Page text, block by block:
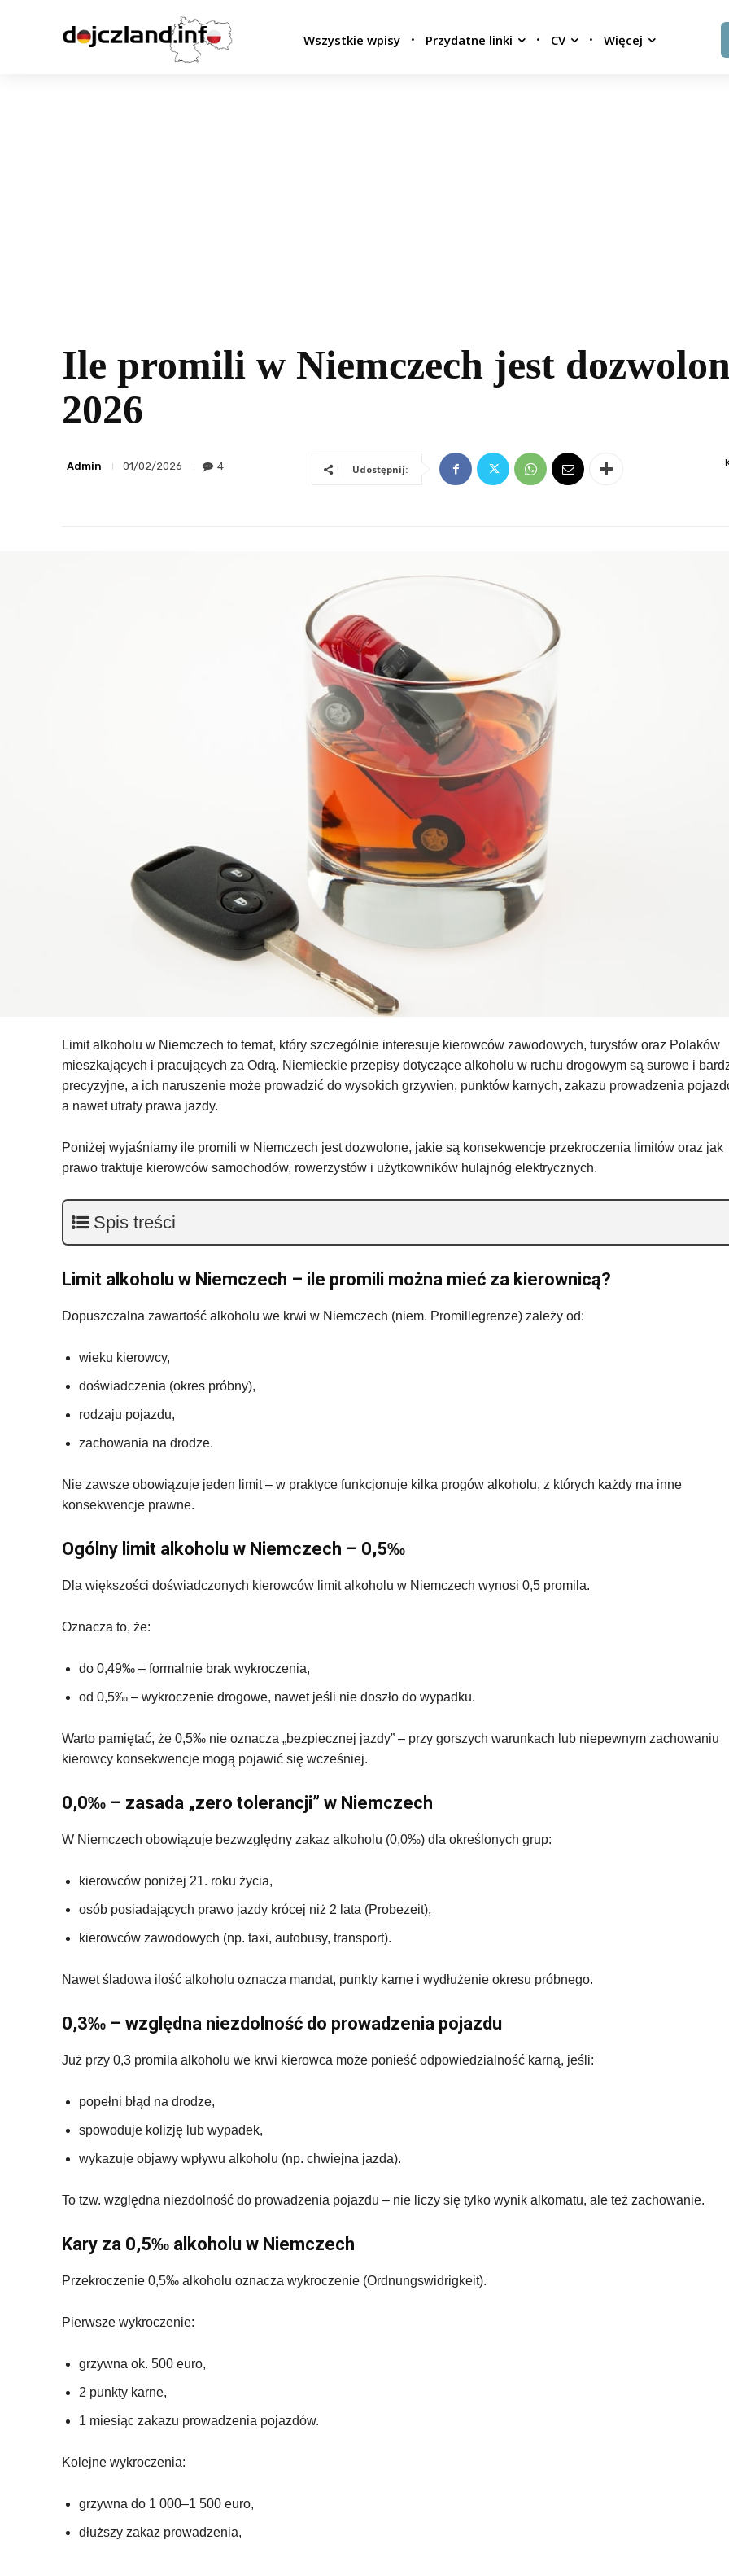
Wszystkie wpisy Przydatne linki CV Więcej
Ile promili w Niemczech jest
2026
Admin 01/02/2026 4 Udostępnij:
Limit alkoholu w Niemczech to temat, który szczególnie interesuje kierowców zawodowych, turystów oraz Polaków
mieszkających i pracujących za Odrą. Niemieckie przepisy dotyczące alkoholu w ruchu drogowym są surowe i
precyzyjne, a ich naruszenie może prowadzić do wysokich grzywien, punktów karnych, zakazu prowadzenia
a nawet utraty prawa jazdy.
Poniżej wyjaśniamy ile promili w Niemczech jest dozwolone, jakie są konsekwencje przekroczenia limitów oraz jak
prawo traktuje kierowców samochodów, rowerzystów i użytkowników hulajnóg elektrycznych.
Spis treści
Limit alkoholu w Niemczech – ile promili można mieć za kierownicą?
Dopuszczalna zawartość alkoholu we krwi w Niemczech (niem. Promillegrenze) zależy od:
wieku kierowcy,
doświadczenia (okres próbny),
rodzaju pojazdu,
zachowania na drodze.
Nie zawsze obowiązuje jeden limit – w praktyce funkcjonuje kilka progów alkoholu, z których każdy ma inne
konsekwencje prawne.
Ogólny limit alkoholu w Niemczech – 0,5‰
Dla większości doświadczonych kierowców limit alkoholu w Niemczech wynosi 0,5 promila.
Oznacza to, że:
do 0,49‰ – formalnie brak wykroczenia,
od 0,5‰ – wykroczenie drogowe, nawet jeśli nie doszło do wypadku.
Warto pamiętać, że 0,5‰ nie oznacza „bezpiecznej jazdy” – przy gorszych warunkach lub niepewnym zachowaniu
kierowcy konsekwencje mogą pojawić się wcześniej.
0,0‰ – zasada „zero tolerancji” w Niemczech
W Niemczech obowiązuje bezwzględny zakaz alkoholu (0,0‰) dla określonych grup:
kierowców poniżej 21. roku życia,
osób posiadających prawo jazdy krócej niż 2 lata (Probezeit),
kierowców zawodowych (np. taxi, autobusy, transport).
Nawet śladowa ilość alkoholu oznacza mandat, punkty karne i wydłużenie okresu próbnego.
0,3‰ – względna niezdolność do prowadzenia pojazdu
Już przy 0,3 promila alkoholu we krwi kierowca może ponieść odpowiedzialność karną, jeśli:
popełni błąd na drodze,
spowoduje kolizję lub wypadek,
wykazuje objawy wpływu alkoholu (np. chwiejna jazda).
To tzw. względna niezdolność do prowadzenia pojazdu – nie liczy się tylko wynik alkomatu, ale też zachowanie.
Kary za 0,5‰ alkoholu w Niemczech
Przekroczenie 0,5‰ alkoholu oznacza wykroczenie (Ordnungswidrigkeit).
Pierwsze wykroczenie:
grzywna ok. 500 euro,
2 punkty karne,
1 miesiąc zakazu prowadzenia pojazdów.
Kolejne wykroczenia:
grzywna do 1 000–1 500 euro,
dłuższy zakaz prowadzenia,